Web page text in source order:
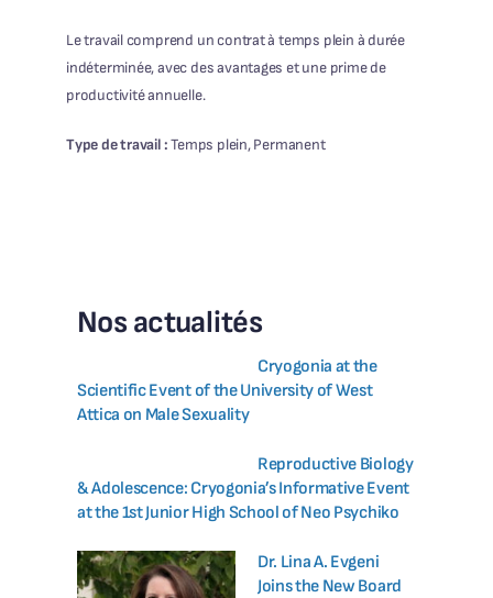
Le travail comprend un contrat à temps plein à durée
indéterminée, avec des avantages et une prime de
productivité annuelle.
Type de travail :Temps plein, Permanent
Nos actualités
Cryogonia at the
Scientific Event of the University of West
Attica on Male Sexuality
Reproductive Biology
& Adolescence: Cryogonia’s Informative Event
at the 1st Junior High School of Neo Psychiko
Dr. Lina A. Evgeni
Joins the New Board